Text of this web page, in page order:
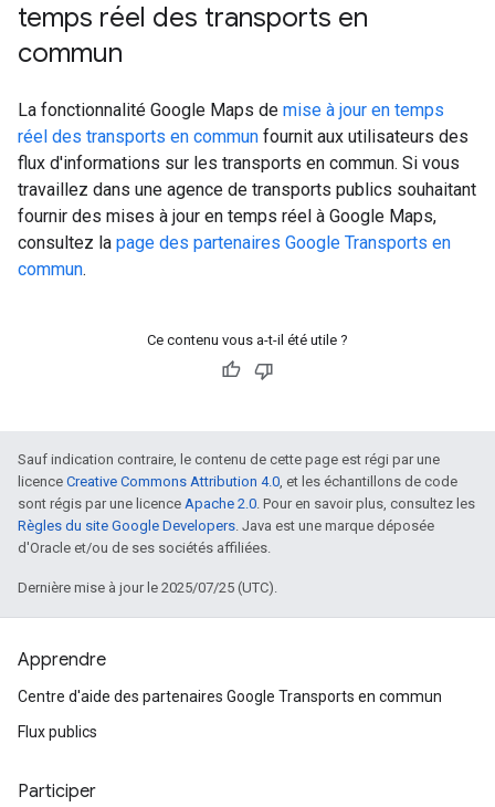
temps réel des transports en
commun
La fonctionnalité Google Maps de mise à jour en temps
réel des transports en commun fournit aux utilisateurs des
flux d'informations sur les transports en commun. Si vous
travaillez dans une agence de transports publics souhaitant
fournir des mises à jour en temps réel à Google Maps,
consultez la page des partenaires Google Transports en
commun.
Ce contenu vous a-t-il été utile ?
Sauf indication contraire, le contenu de cette page est régi par une
licence Creative Commons Attribution 4.0, et les échantillons de code
sont régis par une licence Apache 2.0. Pour en savoir plus, consultez les
Règles du site Google Developers. Java est une marque déposée
d'Oracle et/ou de ses sociétés affiliées.
Dernière mise à jour le 2025/07/25 (UTC).
Apprendre
Centre d'aide des partenaires Google Transports en commun
Flux publics
Participer